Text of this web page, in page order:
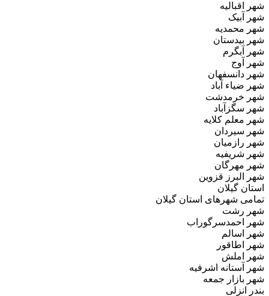
شهر اقبالیه
شهر آبیک
شهر محمدیه
شهر بیدستان
شهر آبگرم
شهر آوج
شهر دانسفهان
شهر ضیاء آباد
شهر خرمدشت
شهر سگزآباد
شهر معلم کلایه
شهر سیردان
شهر رازمیان
شهر شریفیه
شهر مهرگان
شهر البرز قزوین
استان گیلان
تمامی شهرهای استان گیلان
شهر رشت
شهر احمدسرگوراب
شهر اسالم
شهر اطاقور
شهر املش
شهر آستانه اشرفیه
شهر بازار جمعه
بندر انزلی